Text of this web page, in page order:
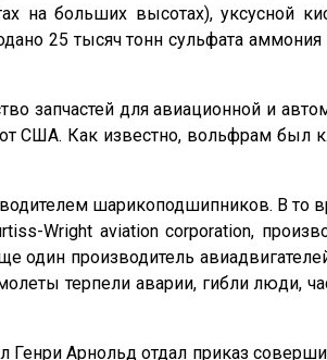
на больших высотах), уксусной
25 тысяч тонн сульфата аммония
запчастей для авиационной и
США. Как известно, вольфрам
шарикоподшипников. В то
Wright aviation corporation,
один производитель
терпели аварии, гибли люди,
Арнольд отдал приказ